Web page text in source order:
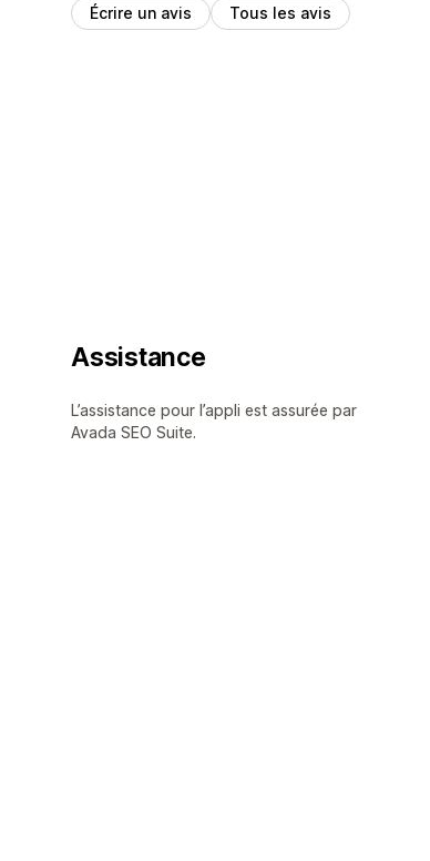
Écrire un avis Tous les avis
Assistance
L’assistance pour l’appli est assurée par
Avada SEO Suite.